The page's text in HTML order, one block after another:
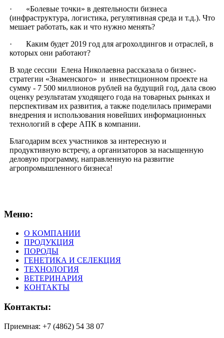
· «Болевые точки» в деятельности бизнеса
(инфраструктура, логистика, регулятивная среда и т.д.). Что
мешает работать, как и что нужно менять?
· Каким будет 2019 год для агрохолдингов и отраслей, в
которых они работают?
В ходе сессии Елена Николаевна рассказала о бизнес-
стратегии «Знаменского» и инвестиционном проекте на
сумму - 7 500 миллионов рублей на будущий год, дала свою
оценку результатам уходящего года на товарных рынках и
перспективам их развития, а также поделилась примерами
внедрения и использования новейших информационных
технологий в сфере АПК в компании.
Благодарим всех участников за интересную и
продуктивную встречу, а организаторов за насыщенную
деловую программу, направленную на развитие
агропромышленного бизнеса!
Меню:
О КОМПАНИИ
ПРОДУКЦИЯ
ПОРОДЫ
ГЕНЕТИКА И СЕЛЕКЦИЯ
ТЕХНОЛОГИЯ
ВЕТЕРИНАРИЯ
КОНТАКТЫ
Контакты:
Приемная: +7 (4862) 54 38 07